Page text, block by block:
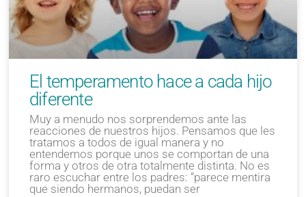
El temperamento hace a cada hijo
diferente
Muy a menudo nos sorprendemos ante las
reacciones de nuestros hijos. Pensamos que les
tratamos a todos de igual manera y no
entendemos porque unos se comportan de una
forma y otros de otra totalmente distinta. No es
raro escuchar entre los padres: “parece mentira
que siendo hermanos, puedan ser